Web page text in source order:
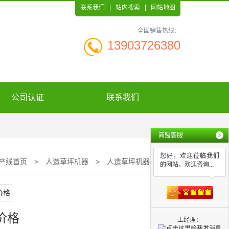
联系我们 站内搜索 网站地图
全国销售热线：
13903726380
公司认证 联系我们
线首页 > 人造草坪机器 > 人造草坪机器价格
格
商盟客服 >
您好，欢迎莅临我们
的网站，欢迎咨询...
王经理：